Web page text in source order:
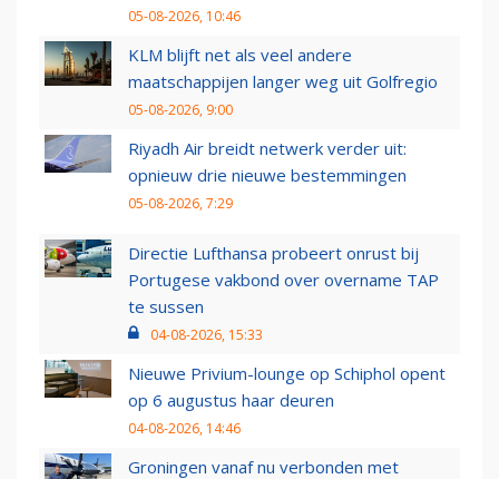
05-08-2026, 10:46
KLM blijft net als veel andere
maatschappijen langer weg uit Golfregio
05-08-2026, 9:00
Riyadh Air breidt netwerk verder uit:
opnieuw drie nieuwe bestemmingen
05-08-2026, 7:29
Directie Lufthansa probeert onrust bij
Portugese vakbond over overname TAP
te sussen
04-08-2026, 15:33
Nieuwe Privium-lounge op Schiphol opent
op 6 augustus haar deuren
04-08-2026, 14:46
Groningen vanaf nu verbonden met